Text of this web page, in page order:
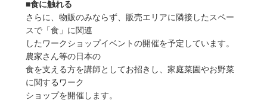
■食に触れる
さらに、物販のみならず、販売エリアに隣接したスペー
スで「食」に関連
したワークショップイベントの開催を予定しています。
農家さん等の日本の
食を支える方を講師としてお招きし、家庭菜園やお野菜
に関するワーク
ショップを開催します。